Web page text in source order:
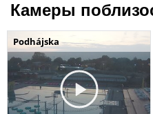
Камеры
Podhájska